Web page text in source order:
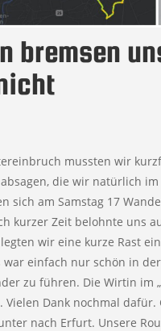
bremsen
mussten wir
die wir natürlich
sich am Samstag 17
kurzer Zeit belohnte uns
wir eine kurze Rast
war einfach nur schön in
zu führen. Die Wirtin im
Dank nochmal
nach Erfurt. Unsere